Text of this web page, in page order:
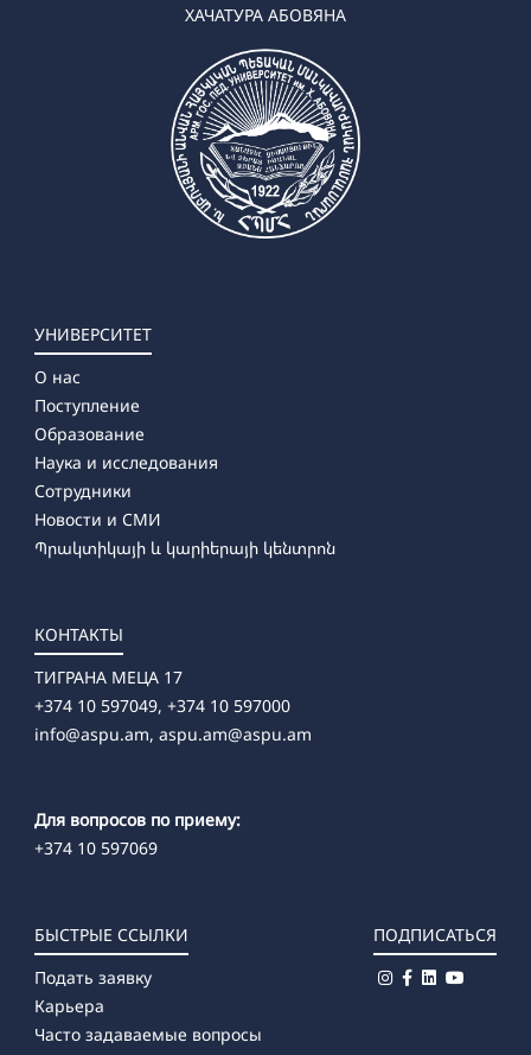
ХАЧАТУРА АБОВЯНА
УНИВЕРСИТЕТ
О нас
Поступление
Образование
Наука и исследования
Сотрудники
Новости и СМИ
Պրակտիկայի և կարիերայի կենտրոն
КОНТАКТЫ
ТИГРАНА МЕЦА 17
+374 10 597049, +374 10 597000
info@aspu.am, aspu.am@aspu.am
Для вопросов по приему:
+374 10 597069
БЫСТРЫЕ ССЫЛКИ
Подать заявку
Карьера
Часто задаваемые вопросы
ПОДПИСАТЬСЯ